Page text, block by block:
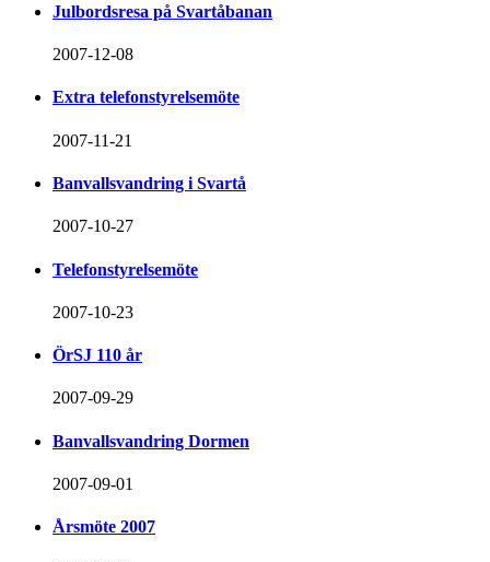
Julbordsresa på Svartåbanan
2007-12-08
Extra telefonstyrelsemöte
2007-11-21
Banvallsvandring i Svartå
2007-10-27
Telefonstyrelsemöte
2007-10-23
ÖrSJ 110 år
2007-09-29
Banvallsvandring Dormen
2007-09-01
Årsmöte 2007